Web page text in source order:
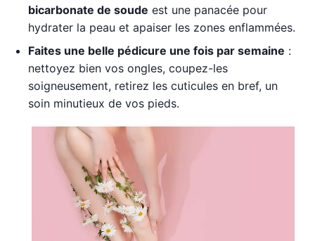
bicarbonate de soude est une panacée pour
hydrater la peau et apaiser les zones enflammées.
Faites une belle pédicure une fois par semaine :
nettoyez bien vos ongles, coupez-les
soigneusement, retirez les cuticules en bref, un
soin minutieux de vos pieds.